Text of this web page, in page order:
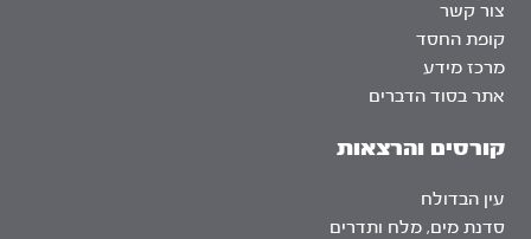
צור קשר
קופת החסד
מרכז מידע
אתר בסוד הדברים
קורסים והרצאות
עין הבדולח
סדנת מים, מלח ותדרים